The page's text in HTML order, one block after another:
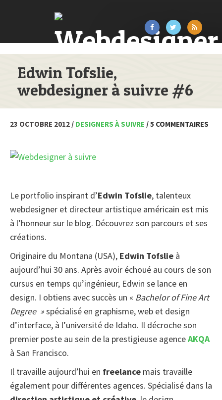
Edwin Tofslie,
webdesigner à suivre #6
23 OCTOBRE 2012 / DESIGNERS À SUIVRE / 5 COMMENTAIRES
Le portfolio inspirant d’Edwin Tofslie, talenteux
webdesigner et directeur artistique américain est mis
à l’honneur sur le blog. Découvrez son parcours et ses
créations.
Originaire du Montana (USA), Edwin Tofslie à
aujourd’hui 30 ans. Après avoir échoué au cours de son
cursus en temps qu’ingénieur, Edwin se lance en
design. I obtiens avec succès un « Bachelor of Fine Art
Degree »spécialisé en graphisme, web et design
d’interface, à l’université de Idaho. Il décroche son
premier poste au sein de la prestigieuse agenceAKQA
à San Francisco.
Il travaille aujourd’hui en freelance mais travaille
également pour différentes agences. Spécialisé dans la